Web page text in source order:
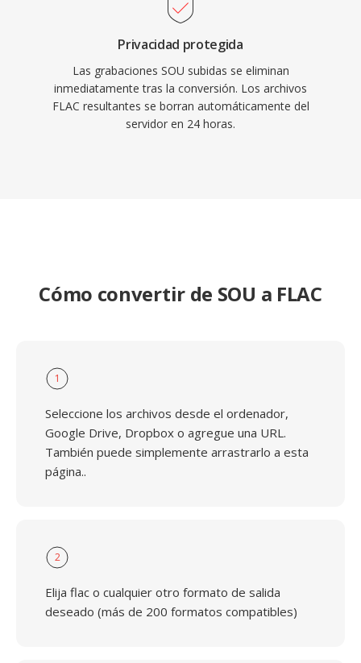
Privacidad protegida
Las grabaciones SOU subidas se eliminan
inmediatamente tras la conversión. Los archivos
FLAC resultantes se borran automáticamente del
servidor en 24 horas.
Cómo convertir de SOU a FLAC
1
Seleccione los archivos desde el ordenador,
Google Drive, Dropbox o agregue una URL.
También puede simplemente arrastrarlo a esta
página..
2
Elija flac o cualquier otro formato de salida
deseado (más de 200 formatos compatibles)